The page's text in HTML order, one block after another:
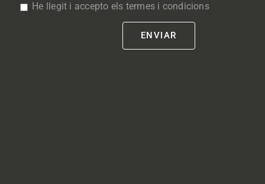
He llegit i accepto els termes i condicions